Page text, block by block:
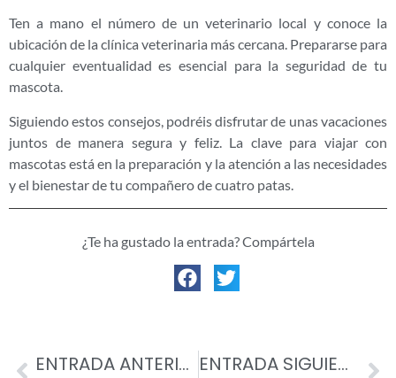
Ten a mano el número de un veterinario local y conoce la
ubicación de la clínica veterinaria más cercana. Prepararse para
cualquier eventualidad es esencial para la seguridad de tu
mascota.
Siguiendo estos consejos, podréis disfrutar de unas vacaciones
juntos de manera segura y feliz. La clave para viajar con
mascotas está en la preparación y la atención a las necesidades
y el bienestar de tu compañero de cuatro patas.
¿Te ha gustado la entrada? Compártela
ENTRADA ANTERIOR ENTRADA SIGUIENTE